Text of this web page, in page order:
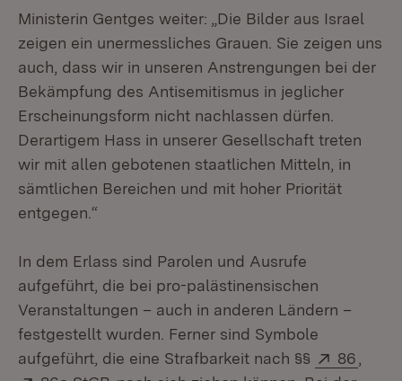
Ministerin Gentges weiter: „Die Bilder aus Israel
zeigen ein unermessliches Grauen. Sie zeigen uns
auch, dass wir in unseren Anstrengungen bei der
Bekämpfung des Antisemitismus in jeglicher
Erscheinungsform nicht nachlassen dürfen.
Derartigem Hass in unserer Gesellschaft treten
wir mit allen gebotenen staatlichen Mitteln, in
sämtlichen Bereichen und mit hoher Priorität
entgegen.“
In dem Erlass sind Parolen und Ausrufe
aufgeführt, die bei pro-palästinensischen
Veranstaltungen – auch in anderen Ländern –
festgestellt wurden. Ferner sind Symbole
aufgeführt, die eine Strafbarkeit nach §§
Extern:
86